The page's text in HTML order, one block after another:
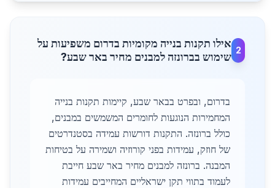
2
אילו תקנות בנייה מקומיות בדרום משפיעות על
שימוש בברונזה למבנים מחיר באר שבע?
בדרום, ובפרט בבאר שבע, קיימות תקנות בנייה
המחמירות הנוגעות לחומרים המשמשים במבנים,
כולל ברונזה. התקנות דורשות עמידה בסטנדרטים
של חוזק, עמידות בפני קורוזיה ושמירה על בטיחות
המבנה. ברונזה למבנים מחיר באר שבע חייבת
לעמוד בתווי תקן ישראליים המחייבים עמידות